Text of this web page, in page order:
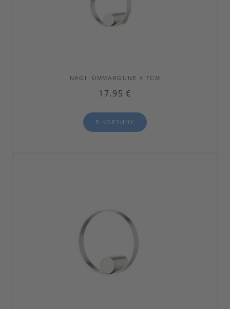
NAGI, ÜMMARGUNE 4,7CM
17.95 €
В КОРЗИНУ